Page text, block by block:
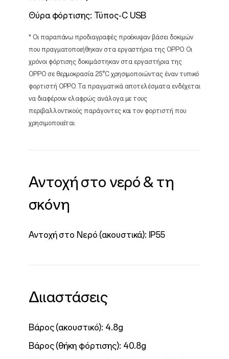
Θύρα φόρτισης: Τύπος-C USB
* Οι παραπάνω προδιαγραφές προέκυψαν βάσει δοκιμών
που πραγματοποιήθηκαν στα εργαστήρια της OPPO. Οι
χρόνοι φόρτισης δοκιμάστηκαν στα εργαστήρια της
OPPO σε θερμοκρασία 25°C χρησιμοποιώντας έναν τυπικό
φορτιστή OPPO. Τα πραγματικά αποτελέσματα ενδέχεται
να διαφέρουν ελαφρώς ανάλογα με τους
περιβαλλοντικούς παράγοντες και τον φορτιστή που
χρησιμοποιείται
Αντοχή στο νερό & τη
σκόνη
Αντοχή στο Νερό (ακουστικά): IP55
Διιαστάσεις
Βάρος (ακουστικό): 4.8g
Βάρος (θήκη φόρτισης): 40.8g